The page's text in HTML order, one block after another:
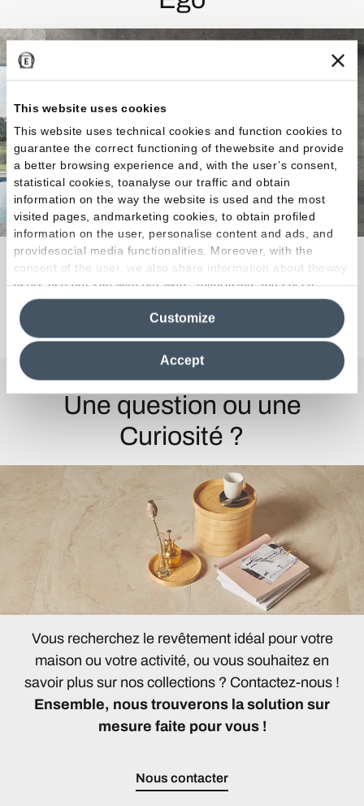
This website uses cookies
This website uses technical cookies and function cookies to
guarantee the correct functioning of thewebsite and provide
a better browsing experience and, with the user’s consent,
statistical cookies, toanalyse our traffic and obtain
information on the way the website is used and the most
visited pages, andmarketing cookies, to obtain profiled
information on the user, personalise content and ads, and
providesocial media functionalities. Moreover, with the
consent of the user, we also share information about theway
users use our site with our web, advertising and social
media analytics partners, who may combine itwith other
information in their possession. By closing this banner,
clicking on "Reject", it will be possible tocontinue browsing
the site after installing only technical cookies. For more
information see the
Cookie Policy
Accept
Customize
Une esthétique bigarrée et dynamique.
Découvrez la collection
Une question ou une
Curiosité ?
Vous recherchez le revêtement idéal pour votre
maison ou votre activité, ou vous souhaitez en
savoir plus sur nos collections ? Contactez-nous !
Ensemble, nous trouverons la solution sur
mesure faite pour vous !
Nous contacter